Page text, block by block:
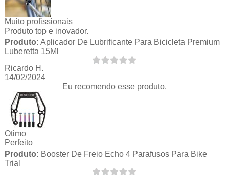
Muito profissionais
Produto top e inovador.
Produto: Aplicador De Lubrificante Para Bicicleta Premium
Luberetta 15Ml
Ricardo H.
14/02/2024
Eu recomendo esse produto.
Otimo
Perfeito
Produto: Booster De Freio Echo 4 Parafusos Para Bike
Trial